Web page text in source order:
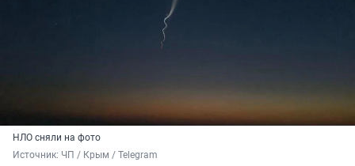
НЛО сняли на фото
Источник: ЧП / Крым / Telegram